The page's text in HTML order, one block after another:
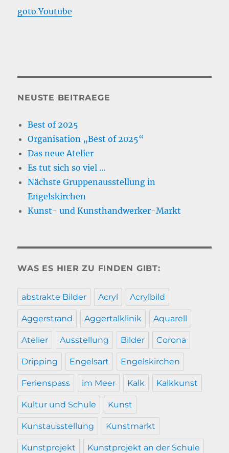
goto Youtube
NEUSTE BEITRAEGE
Best of 2025
Organisation „Best of 2025“
Das neue Atelier
Es tut sich so viel …
Nächste Gruppenausstellung in
Engelskirchen
Kunst- und Kunsthandwerker-Markt
WAS ES HIER ZU FINDEN GIBT:
abstrakte Bilder Acryl Acrylbild
Aggerstrand Aggertalklinik Aquarell
Atelier Ausstellung Bilder Corona
Dripping Engelsart Engelskirchen
Ferienspass im Meer Kalk Kalkkunst
Kultur und Schule Kunst
Kunstausstellung Kunstmarkt
Kunstprojekt Kunstprojekt an der Schule